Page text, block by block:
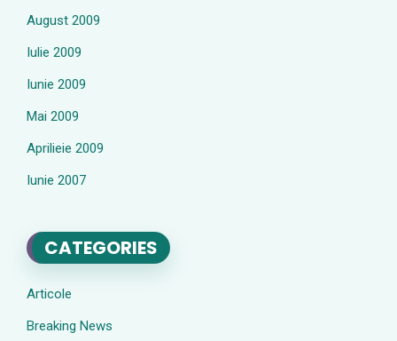
August 2009
Iulie 2009
Iunie 2009
Mai 2009
Aprilieie 2009
Iunie 2007
CATEGORIES
Articole
Breaking News